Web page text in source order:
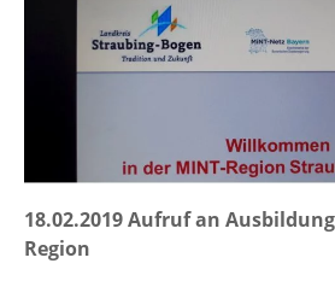
18.02.2019 Aufruf an
Region